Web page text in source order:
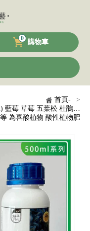
0 購物車
首頁-
>
藍莓 草莓 五葉松 杜鵑…
等 為喜酸植物 酸性植物肥